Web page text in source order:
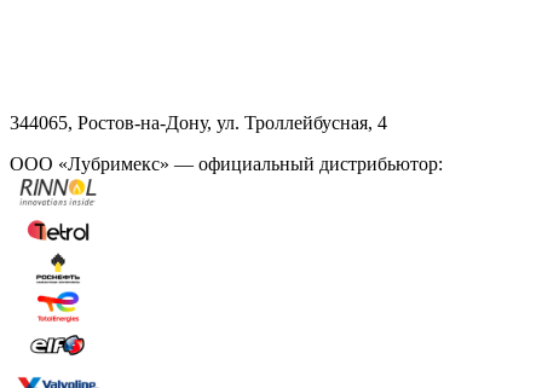
344065, Ростов-на-Дону, ул. Троллейбусная, 4
ООО «Лубримекс» — официальный дистрибьютор: